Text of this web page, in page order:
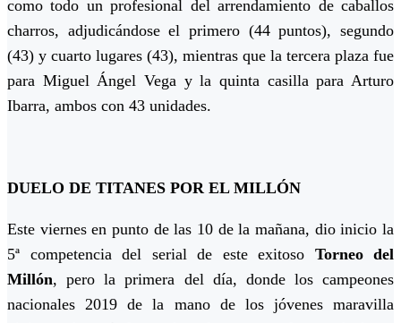
como todo un profesional del arrendamiento de caballos
charros, adjudicándose el primero (44 puntos), segundo
(43) y cuarto lugares (43), mientras que la tercera plaza fue
para Miguel Ángel Vega y la quinta casilla para Arturo
Ibarra, ambos con 43 unidades.
DUELO DE TITANES POR EL MILLÓN
Este viernes en punto de las 10 de la mañana, dio inicio la
5ª competencia del serial de este exitoso Torneo del
Millón, pero la primera del día, donde los campeones
nacionales 2019 de la mano de los jóvenes maravilla